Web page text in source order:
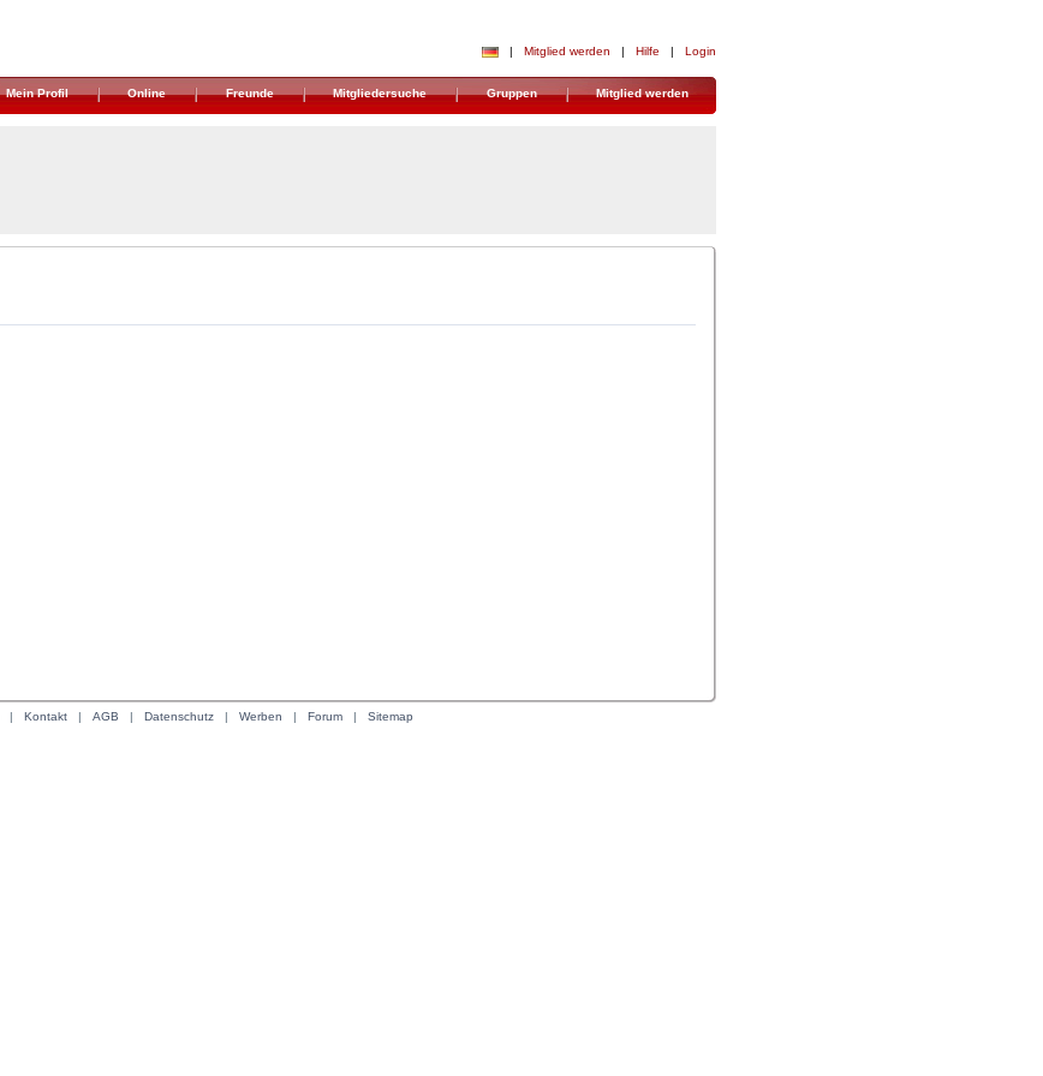
| Mitglied werden | Hilfe | Login
Mein Profil Online Freunde Mitgliedersuche Gruppen Mitglied werden
| Kontakt | AGB | Datenschutz | Werben | Forum | Sitemap